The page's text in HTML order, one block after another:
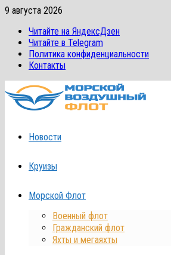
Перейти
содержимому
9 августа 2026
Читайте на ЯндексДзен
Читайте в Telegram
Политика конфиденциальности
Контакты
Новости
Круизы
Морской Флот
Военный флот
Гражданский флот
Яхты и мегаяхты